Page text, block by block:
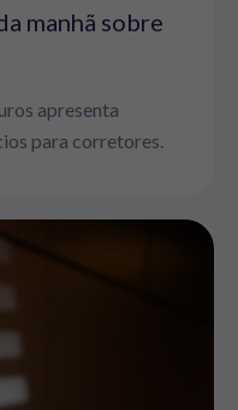
manhã sobre
apresenta
para corretores.